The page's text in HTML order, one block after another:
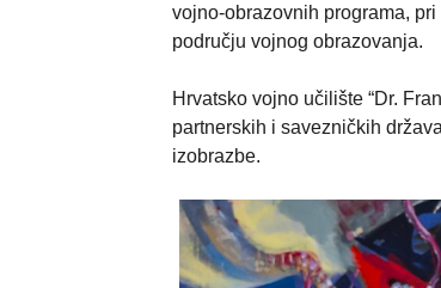
vojno-obrazovnih programa,
području vojnog obrazovanja.
Hrvatsko vojno učilište “Dr.
partnerskih i savezničkih
izobrazbe.